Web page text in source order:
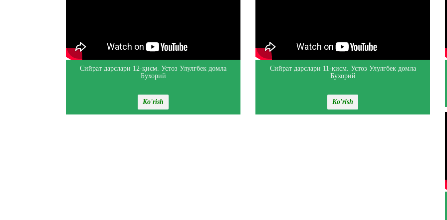
Сийрат дарслари 12-қисм. Устоз Улулғбек домла
Бухорий
Ko'rish
Сийрат дарслари 11-қисм. Устоз Улулғбек домла
Бухорий
Ko'rish